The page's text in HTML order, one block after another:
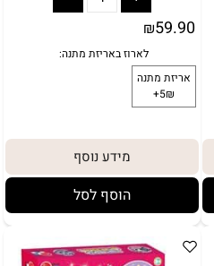
₪59.90
מידע נוסף
הוסף לסל